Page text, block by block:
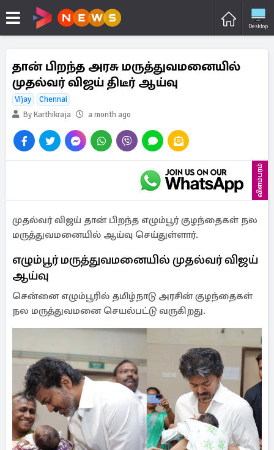
Desktop
தான் பிறந்த அரசு மருத்துவமனையில்
முதல்வர் விஜய் திடீர் ஆய்வு
Vijay
Chennai
By Karthikraja
a month ago
விளம்பரம்
முதல்வர் விஜய் தான் பிறந்த எழும்பூர் குழந்தைகள் நல
மருத்துவமனையில் ஆய்வு செய்துள்ளார்.
எழும்பூர் மருத்துவமனையில் முதல்வர் விஜய்
ஆய்வு
சென்னை எழும்பூரில் தமிழ்நாடு அரசின் குழந்தைகள்
நல மருத்துவமனை செயல்பட்டு வருகிறது.